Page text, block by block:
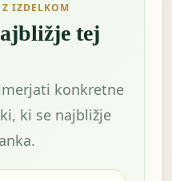
IZDELKOM
tej
konkretne
ki se najbližje